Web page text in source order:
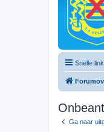
Snelle
Ga naar